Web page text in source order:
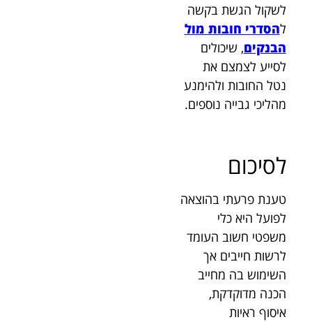
לשקול הגשת בקשה
להסדרי חובות מול
הבנקים, שיכולים
לסייע לצמצם את
נטל החובות ולהימנע
מהליכי גבייה נוספים.
לסיכום
טענת פרעתי בהוצאה
לפועל היא כלי
משפטי חשוב העומד
לרשות חייבים אך
השימוש בה מחייב
הכנה מדוקדקת,
איסוף ראיות